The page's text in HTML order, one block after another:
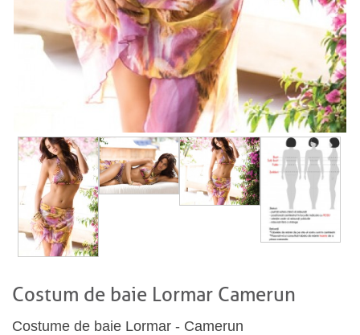
Costum de baie Lormar Camerun
Costume de baie Lormar - Camerun